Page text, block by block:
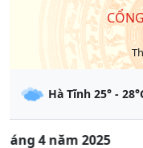
Hà Tĩnh 25° - 28
4 năm 2025